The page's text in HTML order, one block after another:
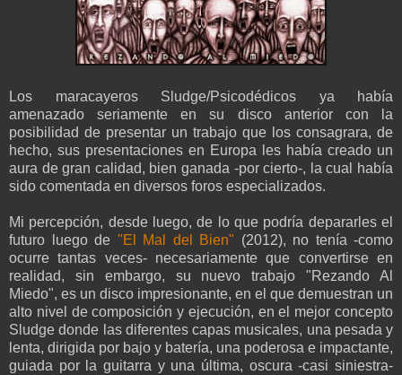
Los maracayeros Sludge/Psicodédicos ya había
amenazado seriamente en su disco anterior con la
posibilidad de presentar un trabajo que los consagrara, de
hecho, sus presentaciones en Europa les había creado un
aura de gran calidad, bien ganada -por cierto-, la cual había
sido comentada en diversos foros especializados.
Mi percepción, desde luego, de lo que podría depararles el
futuro luego de "El Mal del Bien" (2012), no tenía -como
ocurre tantas veces- necesariamente que convertirse en
realidad, sin embargo, su nuevo trabajo "Rezando Al
Miedo", es un disco impresionante, en el que demuestran un
alto nivel de composición y ejecución, en el mejor concepto
Sludge donde las diferentes capas musicales, una pesada y
lenta, dirigida por bajo y batería, una poderosa e impactante,
guiada por la guitarra y una última, oscura -casi siniestra-